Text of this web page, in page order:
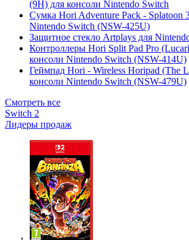
(9H) для консоли Nintendo Switch
Сумка Hori Adventure Pack - Splatoon
Nintendo Switch (NSW-425U)
Защитное стекло Artplays для
Контроллеры Hori Split Pad Pro
консоли Nintendo Switch (NSW-414U)
Геймпад Hori - Wireless Horipad (The
консоли Nintendo Switch (NSW-479U)
Смотреть все
Switch 2
Лидеры продаж